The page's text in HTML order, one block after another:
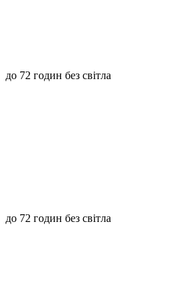
до 72 годин без світла
до 72 годин без світла